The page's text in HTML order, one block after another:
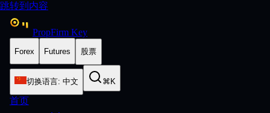
跳转到内容
PropFirm Key
Forex Futures 股票
切换语言: 中文 ⌘K
首页